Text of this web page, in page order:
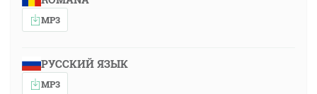
MP3
РУССКИЙ ЯЗЫК
MP3